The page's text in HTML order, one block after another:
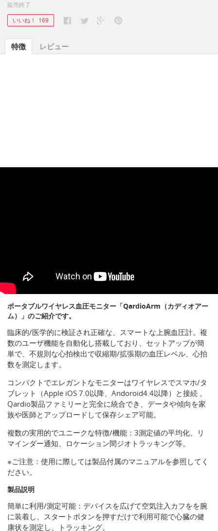
販売終了
いいね！
169
特徴 レビュー
ポータブルワイヤレス血圧モニター「QardioArm（カディオアー
ム）」のご紹介です。
臨床的/医学的に検証され正確な、スマートな上腕血圧計。複
数のユーザ機能を自動化し搭載しており、セットアップが簡
単で、不規則な心拍検出で収縮期/拡張期の血圧レベル、心拍
数を測定します。
コンパクトでエレガントなモニターはワイヤレスでスマホ/タ
ブレット（Apple iOS 7.0以降、Andoroid4.4以降）と接続 。
Qardio製品ファミリーと完全に統合でき、データや傾向を家
族や医師とアップロードして保存シェア可能。
複数の実用的でユニークな特徴/機能：3測定値の平均化、リ
マインダー通知、ロケーション間ジオトラッキング等。
※ご注意：使用に際しては製品付属のマニュアルを参照してく
ださい。
製品説明
簡単に利用/測定可能：デバイスを広げて空気注入カフをを腕
に装着し、スタートボタンを押すだけで利用可能で心臓の健
康状を測定し、トラッキング。